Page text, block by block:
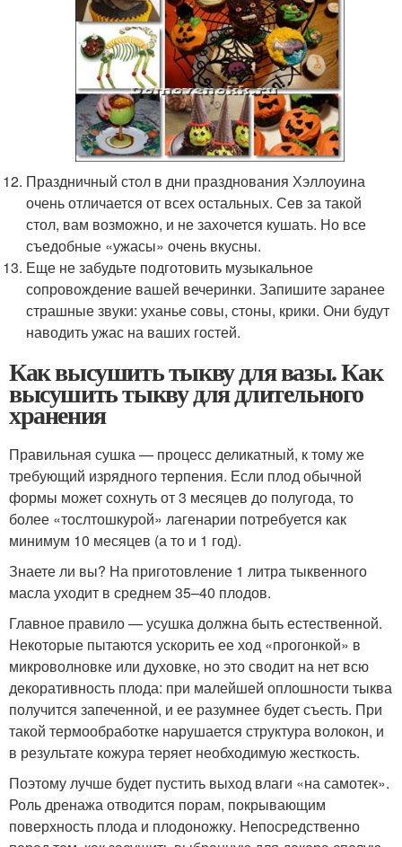
Праздничный стол в дни празднования Хэллоуина
очень отличается от всех остальных. Сев за такой
стол, вам возможно, и не захочется кушать. Но все
съедобные «ужасы» очень вкусны.
Еще не забудьте подготовить музыкальное
сопровождение вашей вечеринки. Запишите заранее
страшные звуки: уханье совы, стоны, крики. Они будут
наводить ужас на ваших гостей.
Как высушить тыкву для вазы. Как
высушить тыкву для длительного
хранения
Правильная сушка — процесс деликатный, к тому же
требующий изрядного терпения. Если плод обычной
формы может сохнуть от 3 месяцев до полугода, то
более «тослтошкурой» лагенарии потребуется как
минимум 10 месяцев (а то и 1 год).
Знаете ли вы? На приготовление 1 литра тыквенного
масла уходит в среднем 35–40 плодов.
Главное правило — усушка должна быть естественной.
Некоторые пытаются ускорить ее ход «прогонкой» в
микроволновке или духовке, но это сводит на нет всю
декоративность плода: при малейшей оплошности тыква
получится запеченной, и ее разумнее будет съесть. При
такой термообработке нарушается структура волокон, и
в результате кожура теряет необходимую жесткость.
Поэтому лучше будет пустить выход влаги «на самотек».
Роль дренажа отводится порам, покрывающим
поверхность плода и плодоножку. Непосредственно